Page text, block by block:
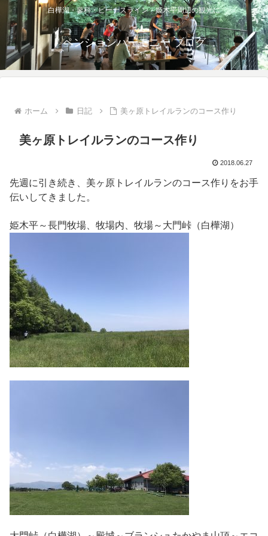
白樺湖・蓼科・ビーナスライン・姫木平周辺の観光に
ペンションハーモニー ブログ
ホーム 日記 美ヶ原トレイルランのコース作り
美ヶ原トレイルランのコース作り
2018.06.27
先週に引き続き、美ヶ原トレイルランのコース作りをお手
伝いしてきました。
姫木平～長門牧場、牧場内、牧場～大門峠（白樺湖）